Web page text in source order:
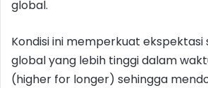
global.
Kondisi ini memperkuat ekspektasi
global yang lebih tinggi dalam
(higher for longer) sehingga